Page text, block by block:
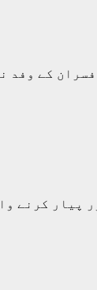
کے وفد
پیار کرنے